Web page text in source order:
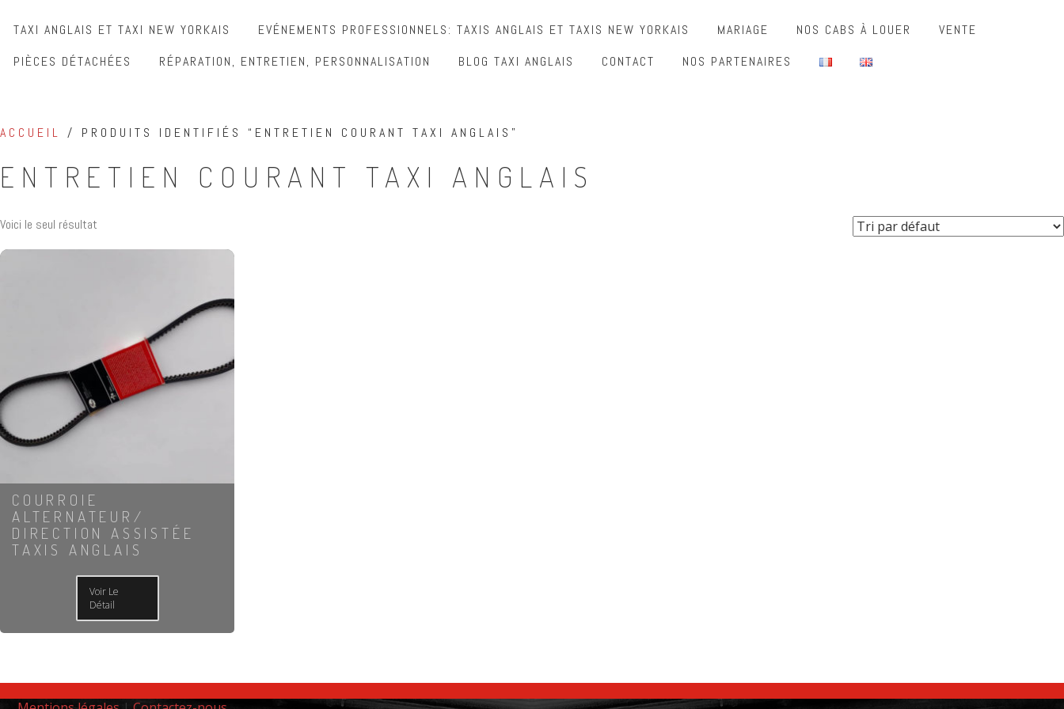
TAXI ANGLAIS ET TAXI NEW YORKAIS EVÉNEMENTS PROFESSIONNELS: TAXIS ANGLAIS ET TAXIS NEW YORKAIS MARIAGE NOS CABS À LOUER
VENTE
PIÈCES DÉTACHÉES
RÉPARATION, ENTRETIEN, PERSONNALISATION BLOG TAXI ANGLAIS CONTACT NOS PARTENAIRES
ACCUEIL / PRODUITS IDENTIFIÉS “ENTRETIEN COURANT TAXI ANGLAIS”
ENTRETIEN COURANT TAXI ANGLAIS
Voici le seul résultat
COURROIE
ALTERNATEUR/
DIRECTION ASSISTÉE
TAXIS ANGLAIS
Voir Le
Détail